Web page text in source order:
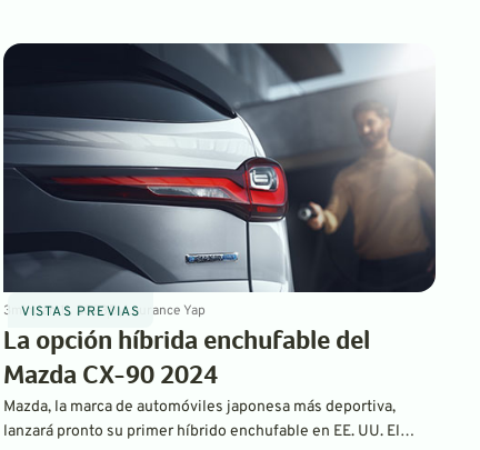
VISTAS PREVIAS
3 minJan 11, 2023ByLaurance Yap
La opción híbrida enchufable del
Mazda CX-90 2024
Mazda, la marca de automóviles japonesa más deportiva,
lanzará pronto su primer híbrido enchufable en EE. UU. El